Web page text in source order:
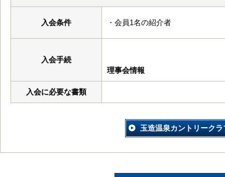
入会条件 ・会員1名の紹介者
入会手続
理事会情報
入会に必要な書類
玉造温泉カントリーク